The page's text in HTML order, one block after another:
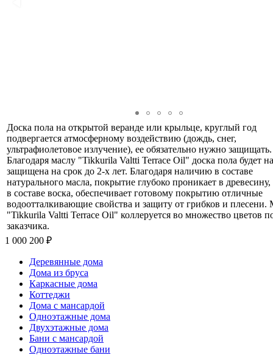
Доска пола на открытой веранде или крыльце, круглый год
подвергается атмосферному воздействию (дождь, снег,
ультрафиолетовое излучение), ее обязательно нужно защищать.
Благодаря маслу "Tikkurila Valtti Terrace Oil" доска пола будет
защищена на срок до 2-х лет. Благодаря наличию в составе
натурального масла, покрытие глубоко проникает в
в составе воска, обеспечивает готовому покрытию отличные
водоотталкивающие свойства и защиту от грибков и плесени.
"Tikkurila Valtti Terrace Oil" коллеруется во множество цветов
заказчика.
1 000 200 ₽
Деревянные дома
Дома из бруса
Каркасные дома
Коттеджи
Дома с мансардой
Одноэтажные дома
Двухэтажные дома
Бани с мансардой
Одноэтажные бани